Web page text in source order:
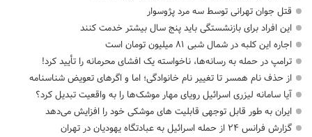
قتل جوان تهرانی توسط سه مرد پژوسوار
این افراد برای بازنشستگی باید پنج سال بیشتر خدمت کنند
اجاره این کلبه در شمال شبی ۸۱ میلیون تومان است
ترامپ در حمله‌ به رسانه‌ها، ناخواسته یک افشای محرمانه را تأیید کرد!
از حذف نام همسر تا تغییر نام خانوادگی؛ اما و اگرهای تعویض شناسنامه
آیا سامانه لیزری اسرائیل رویای مهار موشک‌ها را به واقعیت تبدیل کرد؟
ایران به طور قابل توجهی قابلیت های موشکی خود را افزایش می‌دهد
گزارش فرانس ۲۴ از حمله اسرائیل به عبادتگاه یهودیان در تهران